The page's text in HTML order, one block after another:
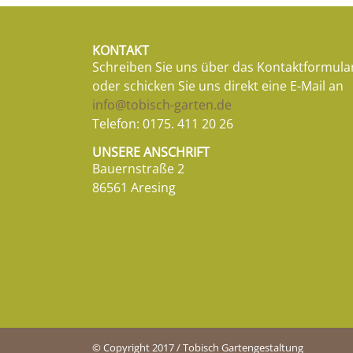
KONTAKT
Schreiben Sie uns über das
oder schicken Sie uns direkt eine E-Mail an
info@tobisch-garten.de
Telefon: 0175. 411 20 26
UNSERE ANSCHRIFT
Bauernstraße 2
86561 Aresing
© Copyright 2017 / Tobisch Gartengestaltung